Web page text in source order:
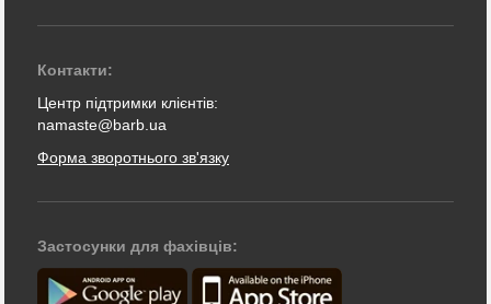
Контакти:
Центр підтримки клієнтів:
namaste@barb.ua
Форма зворотнього зв'язку
Застосунки для фахівців: